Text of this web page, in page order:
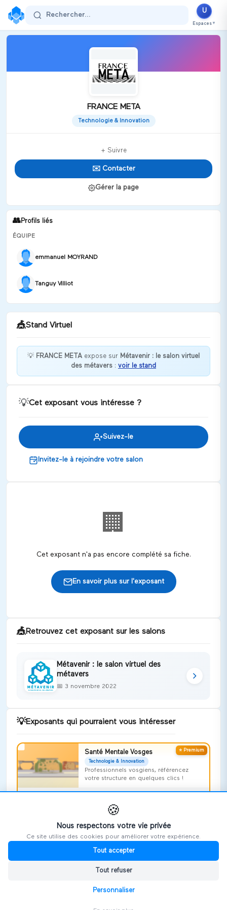
Rechercher...
U
Espaces ▼
FRANCE META
Technologie & Innovation
+ Suivre
✉️ Contacter
Gérer la page
👥Profils liés
ÉQUIPE
emmanuel MOYRAND
Tanguy Villiot
🎪Stand Virtuel
Bienvenue chez FRANCE META !
💡 FRANCE META expose sur Métavenir : le salon virtuel
des métavers : voir le stand
💡Cet exposant vous intéresse ?
Suivez-le
Invitez-le à rejoindre votre salon
🏢
Cet exposant n'a pas encore complété sa fiche.
En savoir plus sur l'exposant
🎪Retrouvez cet exposant sur les salons
Métavenir : le salon virtuel des
métavers
📅 3 novembre 2022
💡Exposants qui pourraient vous intéresser
⭐ Premium
Santé Mentale Vosges
Technologie & Innovation
Professionnels vosgiens, référencez
votre structure en quelques clics !
Technologie & Innovation
Voir le stand →
Art'huy
🍪
Nous respectons votre vie privée
Ce site utilise des cookies pour améliorer votre expérience.
Tout accepter
Tout refuser
Personnaliser